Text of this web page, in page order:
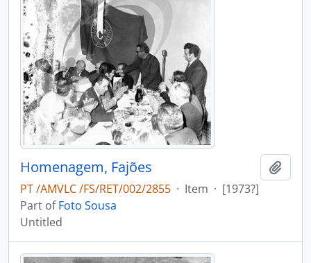
Homenagem, Fajões
PT /AMVLC /FS/RET/002/2855 · Item · [1973?]
Part ofFoto Sousa
Untitled